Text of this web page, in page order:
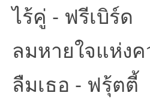
ไร้คู่ - ฟรีเบิร์ด
ลมหายใจแห่ง
ลืมเธอ - ฟรุ้ตตี้